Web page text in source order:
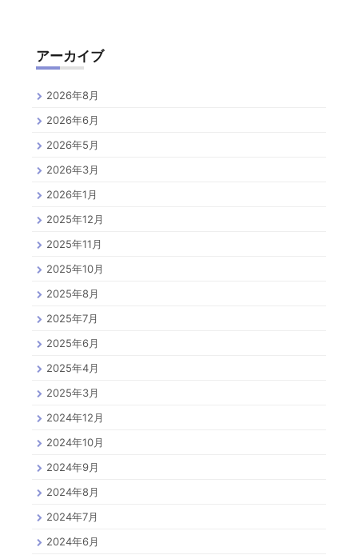
アーカイブ
2026年8月
2026年6月
2026年5月
2026年3月
2026年1月
2025年12月
2025年11月
2025年10月
2025年8月
2025年7月
2025年6月
2025年4月
2025年3月
2024年12月
2024年10月
2024年9月
2024年8月
2024年7月
2024年6月